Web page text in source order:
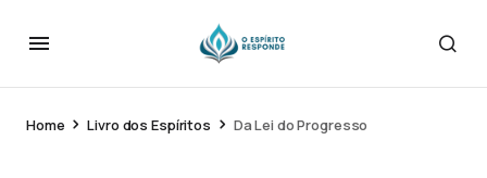
Home Livro dos Espíritos Da Lei do Progresso